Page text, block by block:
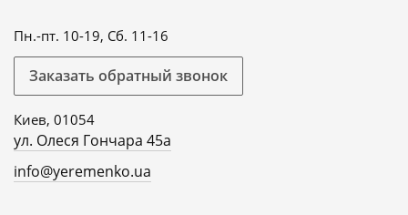
Пн.-пт. 10-19, Сб. 11-16
Заказать обратный звонок
Киев, 01054
ул. Олеся Гончара 45а
info@yeremenko.ua